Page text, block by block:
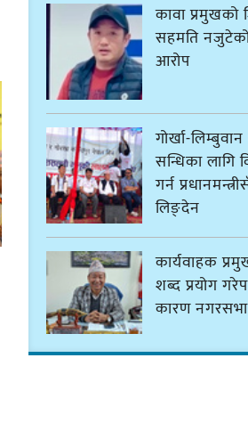
कावा प्रमुखको
सहमति नजुटेको
आरोप
गोर्खा-
सन्धिका लागि
गर्न
लिङ्देन
कार्यवाहक
शब्द प्रयोग
कारण नगरसभा